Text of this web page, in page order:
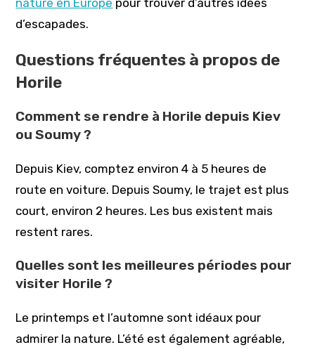
nature en Europe pour trouver d’autres idées
d’escapades.
Questions fréquentes à propos de
Horile
Comment se rendre à Horile depuis Kiev
ou Soumy ?
Depuis Kiev, comptez environ 4 à 5 heures de
route en voiture. Depuis Soumy, le trajet est plus
court, environ 2 heures. Les bus existent mais
restent rares.
Quelles sont les meilleures périodes pour
visiter Horile ?
Le printemps et l’automne sont idéaux pour
admirer la nature. L’été est également agréable,